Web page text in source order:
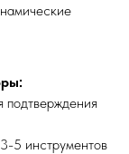
подтверждения
5 инструментов